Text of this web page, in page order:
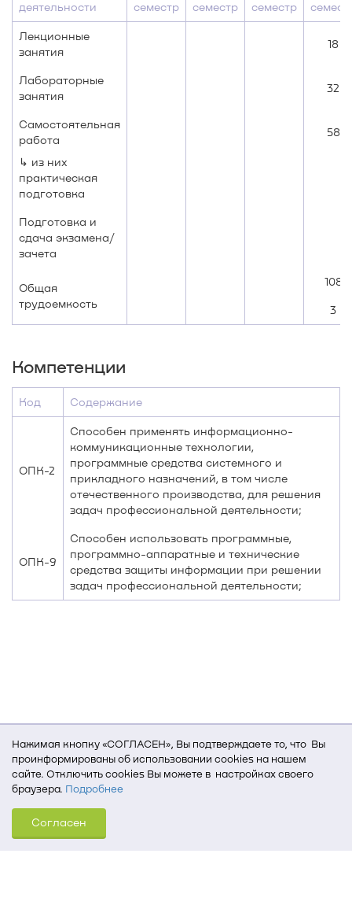
Нажимая кнопку «СОГЛАСЕН», Вы подтверждаете то, что Вы
проинформированы об использовании cookies на нашем
сайте. Отключить cookies Вы можете в настройках своего
браузера. Подробнее
Для того, чтобы мы могли качественно предоставить Вам
услуги, мы используем cookies, которые сохраняются
на Вашем компьютере (Сведения о местоположении; ip-адрес;
Согласен
деятельности
семестр
семестр
семестр
Лекционные
занятия
18
Лабораторные
занятия
32
Самостоятельная
работа
58
↳ из них
практическая
подготовка
Подготовка и
сдача экзамена/
зачета
Общая
трудоемкость
108
3
Компетенции
Код Содержание
ОПК-2
Способен применять информационно-
коммуникационные технологии,
программные средства системного и
прикладного назначений, в том числе
отечественного производства, для решения
задач профессиональной деятельности;
ОПК-9
Способен использовать программные,
программно-аппаратные и технические
средства защиты информации при решении
задач профессиональной деятельности;